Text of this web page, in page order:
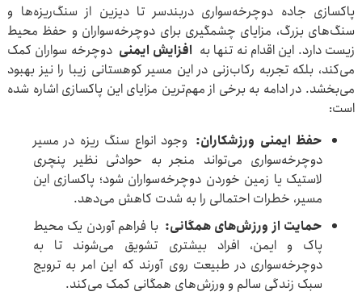
پاکسازی جاده دوچرخه‌سواری دربندسر تا دیزین از سنگ‌ریزه‌ها و
سنگ‌های بزرگ، مزایای چشمگیری برای دوچرخه‌سواران و حفظ محیط
زیست دارد. این اقدام نه تنها به افزایش ایمنی دوچرخه سواران کمک
می‌کند، بلکه تجربه رکاب‌زنی در این مسیر کوهستانی زیبا را نیز بهبود
می‌بخشد. در ادامه به برخی از مهم‌ترین مزایای این پاکسازی اشاره شده
است:
حفظ ایمنی ورزشکاران: وجود انواع سنگ ریزه در مسیر
دوچرخه‌سواری می‌تواند منجر به حوادثی نظیر پنچری
لاستیک یا زمین خوردن دوچرخه‌سواران شود؛ پاکسازی این
مسیر، خطرات احتمالی را به شدت کاهش می‌دهد.
حمایت از ورزش‌های همگانی: با فراهم آوردن یک محیط
پاک و ایمن، افراد بیشتری تشویق می‌شوند تا به
دوچرخه‌سواری در طبیعت روی آورند که این امر به ترویج
سبک زندگی سالم و ورزش‌های همگانی کمک می‌کند.